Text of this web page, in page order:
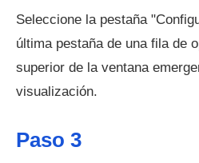
Seleccione la pestaña
última pestaña de una fila de
superior de la ventana
visualización.
Paso 3